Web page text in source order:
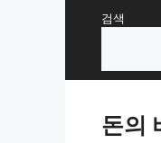
검색
돈의